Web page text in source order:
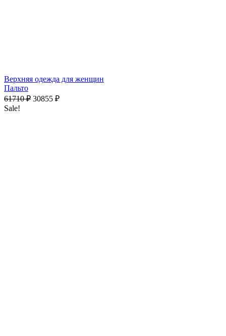
Верхняя одежда для женщин
Пальто
61710₽ 30855 ₽
Sale!